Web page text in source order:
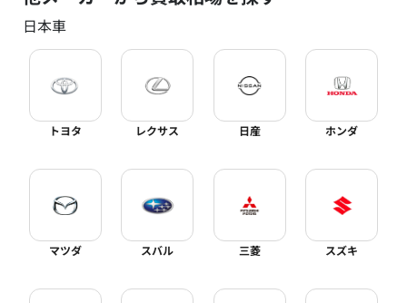
日本車
トヨタ レクサス 日産 ホンダ
マツダ スバル 三菱 スズキ